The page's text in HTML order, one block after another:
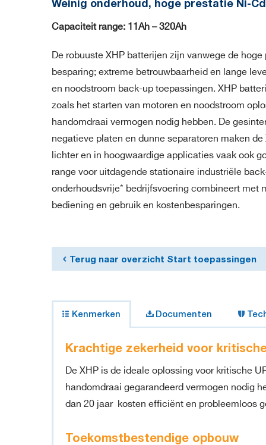
Weinig onderhoud, hoge prestatie Ni-
Capaciteit range: 11Ah – 320Ah
De robuuste XHP batterijen zijn vanwege de
besparing; extreme betrouwbaarheid en lange
en noodstroom back-up toepassingen. XHP
zoals het starten van motoren en noodstroom
handomdraai vermogen nodig hebben. De
negatieve platen en dunne separatoren maken
lichter en in hoogwaardige applicaties vaak ook
range voor uitdagende stationaire industriële
onderhoudsvrije* bedrijfsvoering combineert met
bediening en gebruik en kostenbesparingen.
Terug naar overzicht Start toepassingen
Kenmerken Documenten
Krachtige zekerheid voor
De XHP is de ideale oplossing voor kritische
handomdraai gegarandeerd vermogen nodig
dan 20 jaar kosten efficiënt en probleemloos
Toekomstbestendige opbouw